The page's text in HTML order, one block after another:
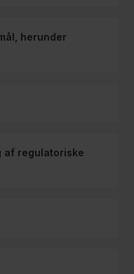
herunder
af regulatoriske